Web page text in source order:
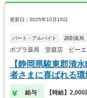
更新日：2025年10月15日
パート・アルバイト 調剤薬局
ポプラ薬局 堂庭店 ピーエ
【静岡県駿東郡清
者さまに喜ばれる環
給与 【時給】